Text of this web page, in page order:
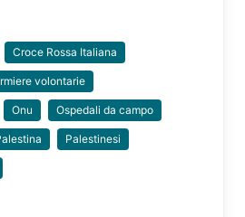
Croce Rossa Italiana
volontarie
Onu Ospedali da campo
Palestinesi